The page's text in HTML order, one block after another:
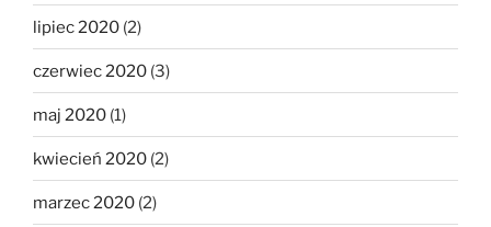
lipiec 2020 (2)
czerwiec 2020 (3)
maj 2020 (1)
kwiecień 2020 (2)
marzec 2020 (2)